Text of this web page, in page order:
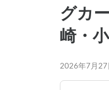
グカ
崎・
2026年7月27